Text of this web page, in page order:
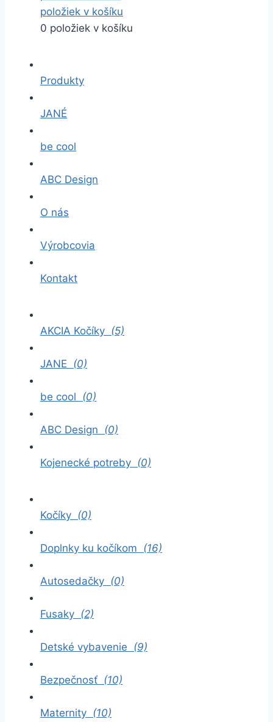
položiek v košíku
0 položiek v košíku
Produkty
JANÉ
be cool
ABC Design
O nás
Výrobcovia
Kontakt
AKCIA Kočíky (5)
JANE (0)
be cool (0)
ABC Design (0)
Kojenecké potreby (0)
Kočíky (0)
Doplnky ku kočíkom (16)
Autosedačky (0)
Fusaky (2)
Detské vybavenie (9)
Bezpečnosť (10)
Maternity (10)